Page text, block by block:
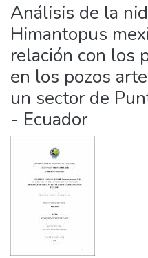
Análisis de la
Himantopus
relación con los
en los pozos
un sector de
- Ecuador